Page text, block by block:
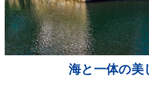
海と一体の美